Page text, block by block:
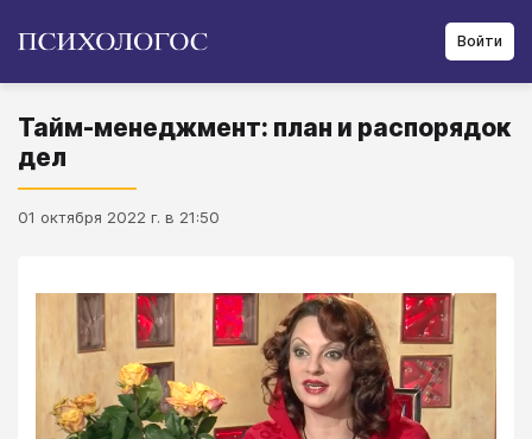
Войти
Тайм-менеджмент: план и распорядок
дел
01 октября 2022 г. в 21:50